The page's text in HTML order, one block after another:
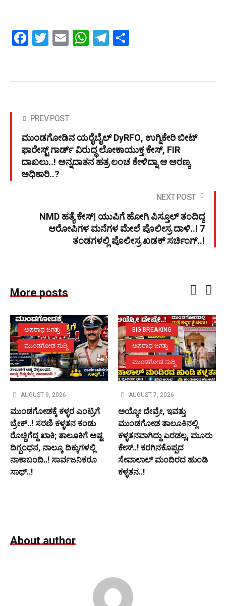
FacebookTwitterEmail WhatsAppTelegram
PREV POST
ಮುಂಡಗೋಡಿನ ಯರೈಬೈಲ್ DyRFO, ಉಗ್ನಿಕೇರಿ ಬೀಟ್
ಫಾರೇಸ್ಟ್ ಗಾರ್ಡ್ ವಿರುದ್ಧ ಲೋಕಾಯುಕ್ತ ಕೇಸ್, FIR
ದಾಖಲು..! ಅನ್ನದಾತನ ಹತ್ರ ಲಂಚ ಕೇಳಿದ್ನಾ ಆ ಅರಣ್ಯ
ಅಧಿಕಾರಿ..?
NEXT POST
NMD ಹತ್ಯೆ ಕೇಸ್| ಯುಪಿಗೆ ಹೋಗಿ ಪಿಸ್ತೂಲ್ ತಂದಿದ್ದ
ಆರೋಪಿಗಳ ಮನೆಗಳ ಮೇಲೆ ಪೊಲೀಸ್ರ ದಾಳಿ..! 7
ತಂಡಗಳಲ್ಲಿ ಪೊಲೀಸ್ರ ಖಡಕ್ ಸರ್ಚಿಂಗ್..!
More posts
ಅಪರಾಧ ಜಗತ್ತು
ಮುಂಡಗೋಡ ಸುದ್ದಿ
AUGUST 9, 2026
ಮುಂಡಗೋಡಕ್ಕೆ ಕಳ್ಳರ ಎಂಟ್ರಿಗೆ
ಬ್ರೇಕ್..! ಸರಣಿ ಕಳ್ಳತನ ಕಂಡು
ರೊಚ್ಚಿಗೆದ್ದ ಖಾಕಿ; ತಾಲೂಕಿಗೆ ಅಷ್ಟ
ದಿಗ್ಬಂಧನ, ನಾಲ್ಕೂ ದಿಕ್ಕುಗಳಲ್ಲಿ
ನಾಕಾಬಂದಿ..! ಸಾರ್ವಜನಿಕರೂ
ಸಾಥ್..!
BIG BREAKING
ಅಪರಾಧ ಜಗತ್ತು
ಮುಂಡಗೋಡ ಸುದ್ದಿ
AUGUST 7, 2026
ಅಯ್ಯೋ ದೇವ್ರೇ, ಇವತ್ತು
ಮುಂಡಗೋಡ ತಾಲೂಕಿನಲ್ಲಿ
ಕಳ್ಳತನವಾಗಿದ್ದು ಎರಡಲ್ಲ, ಮೂರು
ಕೇಸ್..! ಕರಗಿನಕೊಪ್ಪದ
ಸೇವಾಲಾಲ್ ಮಂದಿರದ ಹುಂಡಿ
ಕಳ್ಳತನ..!
About author